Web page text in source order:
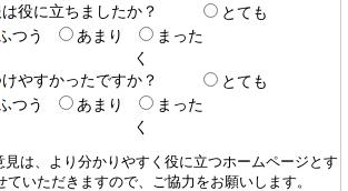
役に立ちましたか？
とても
つう あまり
まった
く
やすかったですか？
とても
つう あまり
まった
く
は、より分かりやすく役に立つホームページとす
ていただきますので、ご協力をお願いします。